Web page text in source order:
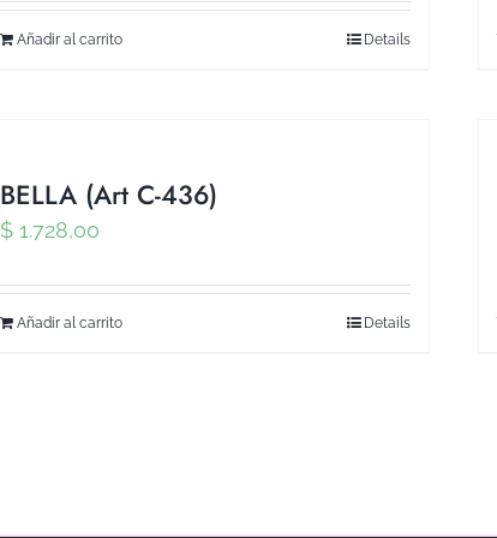
Añadir al carrito Details
BELLA (Art C-436)
$ 1.728,00
Añadir al carrito Details